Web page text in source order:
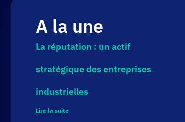
A la une
La réputation : un actif
stratégique des entreprises
industrielles
Lire la suite